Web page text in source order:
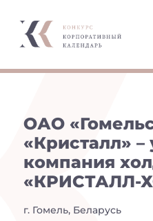
ОАО
«Кристалл»
компания
«КРИСТАЛЛ-
г. Гомель, Беларусь